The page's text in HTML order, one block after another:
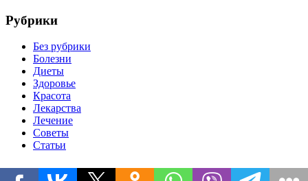
Рубрики
Без рубрики
Болезни
Диеты
Здоровье
Красота
Лекарства
Лечение
Советы
Статьи